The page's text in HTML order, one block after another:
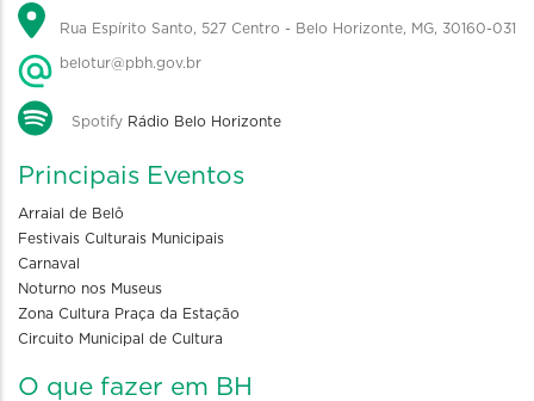
Rua Espírito Santo, 527 Centro - Belo Horizonte, MG, 30160-031
belotur@pbh.gov.br
Spotify Rádio Belo Horizonte
Principais Eventos
Arraial de Belô
Festivais Culturais Municipais
Carnaval
Noturno nos Museus
Zona Cultura Praça da Estação
Circuito Municipal de Cultura
O que fazer em BH